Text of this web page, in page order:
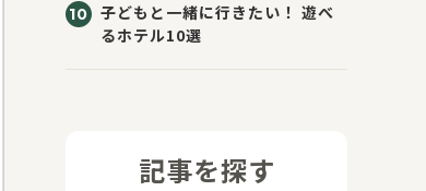
子どもと一緒に行きたい！ 遊べ
るホテル10選
記事を探す